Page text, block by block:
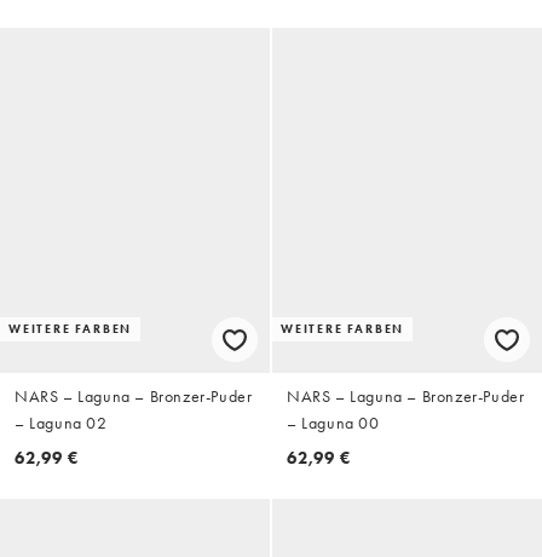
WEITERE FARBEN
NARS – Laguna – Bronzer-Puder
– Laguna 02
62,99 €
WEITERE FARBEN
NARS – Laguna – Bronzer-Puder
– Laguna 00
62,99 €